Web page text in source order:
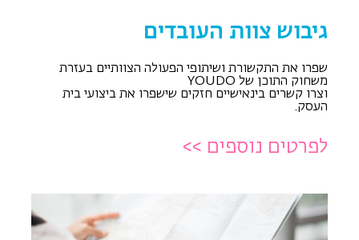
גיבוש צוות העובדים
שפרו את התקשורת ושיתופי הפעולה הצוותיים בעזרת
משחוק התוכן של YOUDO
וצרו קשרים בינאישיים חזקים שישפרו את ביצועי בית
העסק.
לפרטים נוספים >>